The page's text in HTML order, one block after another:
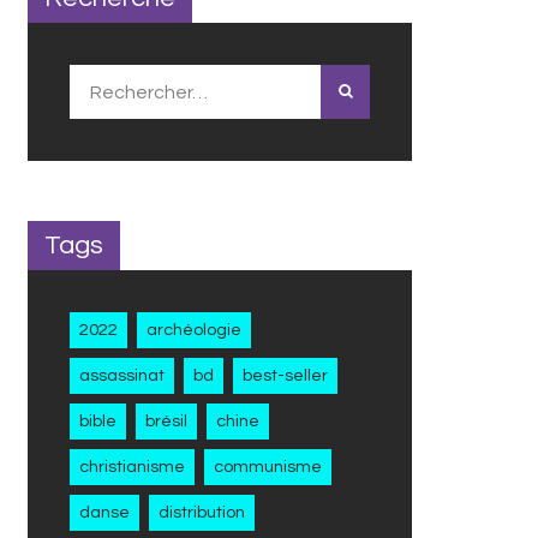
Tags
2022 archéologie
assassinat bd best-seller
bible brésil chine
christianisme communisme
danse distribution